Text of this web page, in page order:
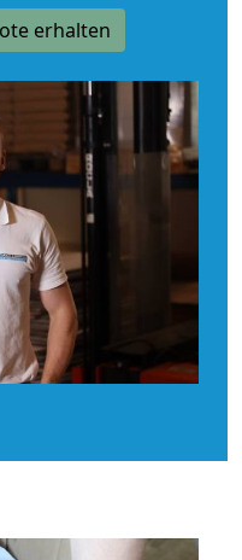
erhalten